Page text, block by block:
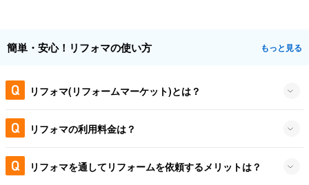
簡単・安心！リフォマの使い方 もっと見る
リフォマ(リフォームマーケット)とは？
リフォマの利用料金は？
リフォマを通してリフォームを依頼するメリットは？